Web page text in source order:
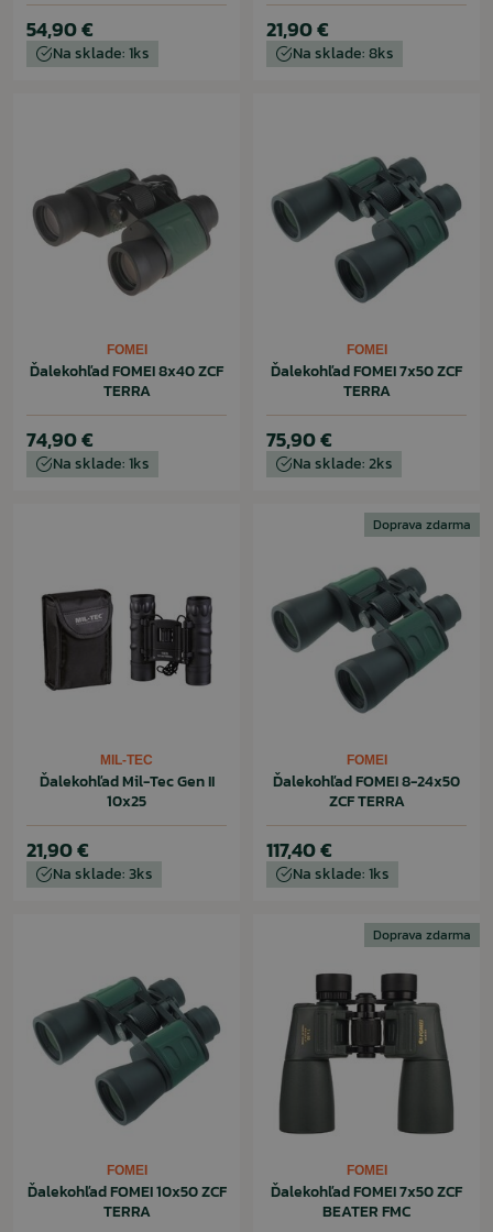
54,90 €
Na sklade: 1ks
21,90 €
Na sklade: 8ks
FOMEI
Ďalekohľad FOMEI 8x40 ZCF
TERRA
74,90 €
Na sklade: 1ks
FOMEI
Ďalekohľad FOMEI 7x50 ZCF
TERRA
75,90 €
Na sklade: 2ks
MIL-TEC
Ďalekohľad Mil-Tec Gen II
10x25
21,90 €
Na sklade: 3ks
Doprava zdarma
FOMEI
Ďalekohľad FOMEI 8-24x50
ZCF TERRA
117,40 €
Na sklade: 1ks
FOMEI
Ďalekohľad FOMEI 10x50 ZCF
TERRA
Doprava zdarma
FOMEI
Ďalekohľad FOMEI 7x50 ZCF
BEATER FMC